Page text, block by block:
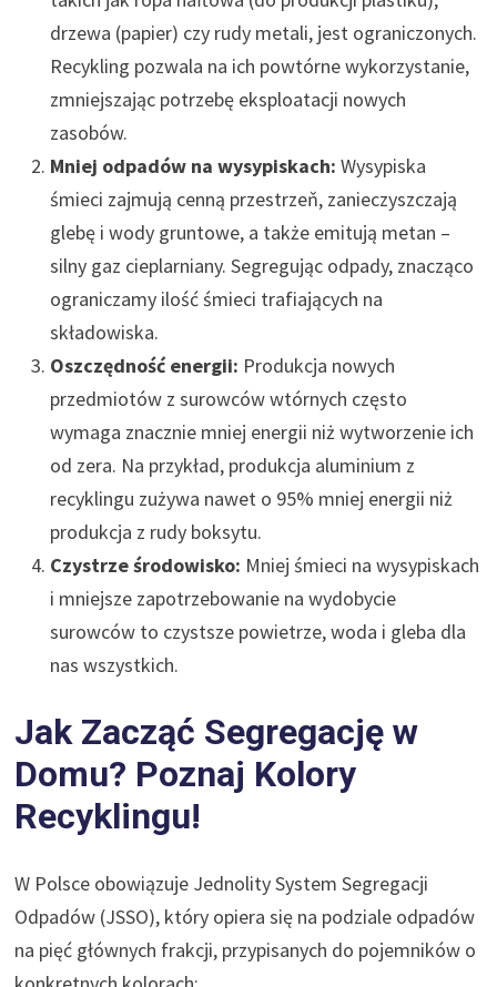
drzewa (papier) czy rudy metali, jest ograniczonych.
Recykling pozwala na ich powtórne wykorzystanie,
zmniejszając potrzebę eksploatacji nowych
zasobów.
Mniej odpadów na wysypiskach: Wysypiska
śmieci zajmują cenną przestrzeň, zanieczyszczają
glebę i wody gruntowe, a także emitują metan –
silny gaz cieplarniany. Segregując odpady, znacząco
ograniczamy ilość śmieci trafiających na
składowiska.
Oszczędność energii: Produkcja nowych
przedmiotów z surowców wtórnych często
wymaga znacznie mniej energii niż wytworzenie ich
od zera. Na przykład, produkcja aluminium z
recyklingu zużywa nawet o 95% mniej energii niż
produkcja z rudy boksytu.
Czystrze środowisko: Mniej śmieci na wysypiskach
i mniejsze zapotrzebowanie na wydobycie
surowców to czystsze powietrze, woda i gleba dla
nas wszystkich.
Jak Zacząć Segregację w
Domu? Poznaj Kolory
Recyklingu!
W Polsce obowiązuje Jednolity System Segregacji
Odpadów (JSSO), który opiera się na podziale odpadów
na pięć głównych frakcji, przypisanych do pojemników o